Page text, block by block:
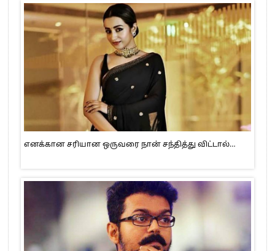
எனக்கான சரியான ஒருவரை நான் சந்தித்து விட்டால்…